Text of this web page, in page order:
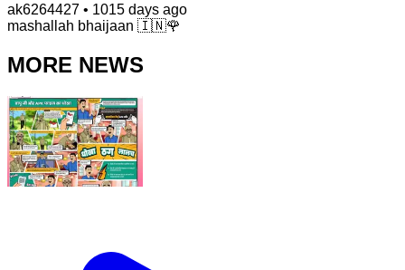
ak6264427 • 1015 days ago
mashallah bhaijaan 🇮🇳🌹
MORE NEWS